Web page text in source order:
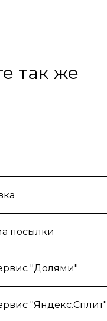
так же
посылки
"Долями"
"Яндекс.Сплит"